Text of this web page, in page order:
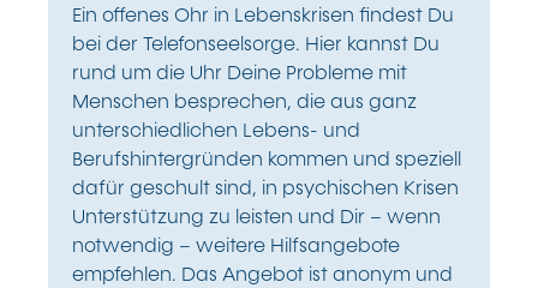
Ein offenes Ohr in Lebenskrisen findest Du
bei der Telefonseelsorge. Hier kannst Du
rund um die Uhr Deine Probleme mit
Menschen besprechen, die aus ganz
unterschiedlichen Lebens- und
Berufshintergründen kommen und speziell
dafür geschult sind, in psychischen Krisen
Unterstützung zu leisten und Dir – wenn
notwendig – weitere Hilfsangebote
empfehlen. Das Angebot ist anonym und